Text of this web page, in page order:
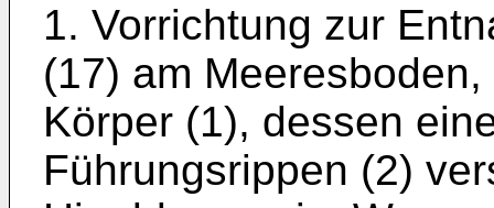
1. Vorrichtung zur
(17) am
Körper (1), dessen
Führungsrippen (2)